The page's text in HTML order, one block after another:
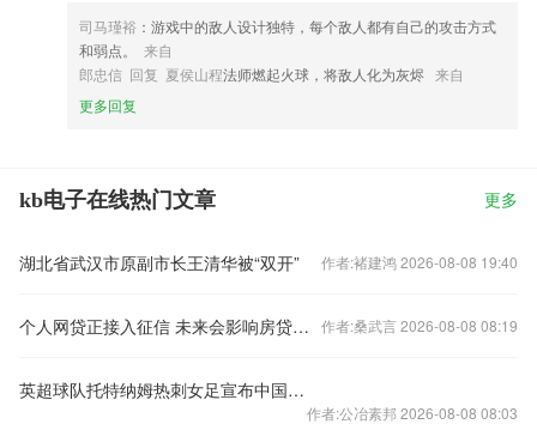
司马瑾裕 ：游戏中的敌人设计独特，每个敌人都有自己的攻击方式
和弱点。
来自
郎忠信 回复 夏侯山程法师燃起火球，将敌人化为灰烬 来自
更多回复
kb电子在线热门文章 更多
湖北省武汉市原副市长王清华被“双开” 作者:褚建鸿 2026-08-08 19:40
个人网贷正接入征信 未来会影响房贷么？ 作者:桑武言 2026-08-08 08:19
英超球队托特纳姆热刺女足宣布中国球员王霜加盟
作者:公冶素邦 2026-08-08 08:03